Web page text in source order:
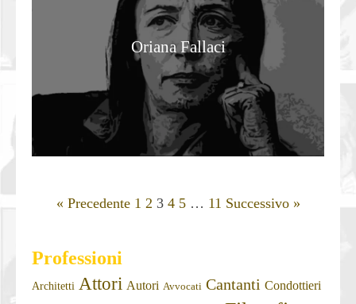
Oriana Fallaci
« Precedente 1 2 3 4 5 … 11 Successivo »
Professioni
Architetti Attori Autori Avvocati Cantanti Condottieri